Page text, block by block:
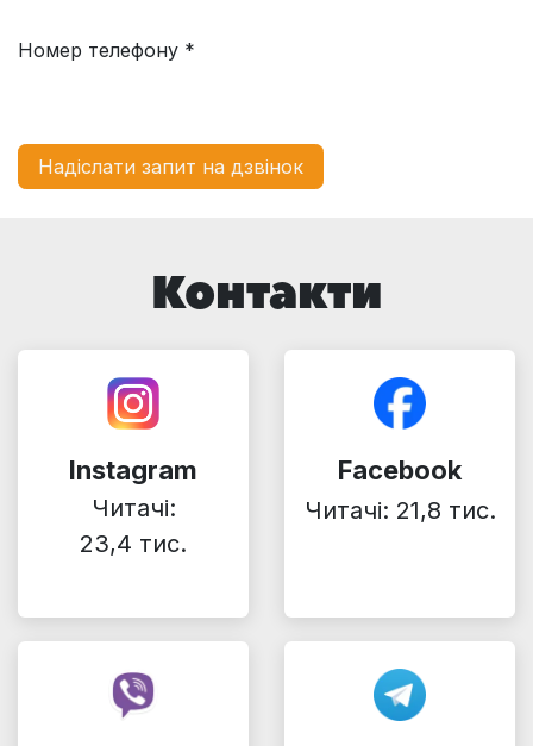
Номер телефону *
Надіслати запит на дзвінок
Контакти
Instagram
Читачі:
23,4 тис.
Facebook
Читачі: 21,8 тис.